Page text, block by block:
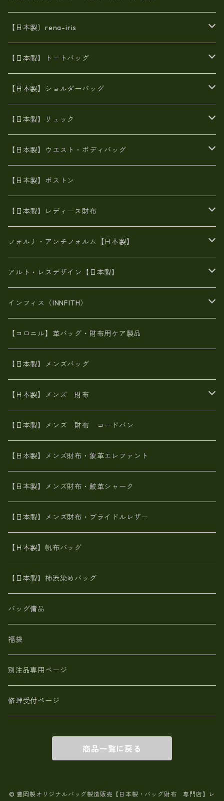
【日本製〕rena-iris
エナメル（パテント）レザー
牛革製品トート・ショルダー
牛革製品リュック
【日本製】トートバッグ
火山灰染めバッグ
8号帆布
豊岡製
ヌメ革バッグ
Ａ3サイズ
オイルレザー
エナメル
がま口
リネン
メタリック
スエード
【日本製】ショルダーバッグ
漂流ロープバッグ
6号蝋引き帆布
火山灰染めバッグ
8号帆布
財布ポシェット
牛革
メタリック
オイルレザー
６号蝋引き帆布
豊岡製品
エナメルクロコ
がま口
斜め掛け
【日本製】リュック
帆布
豊岡
豊岡製
牛革
日本製
【日本製】ウエスト・ボディバッグ
帆布
【日本製】ボストン
【日本製】レディース財布
二つ折り財布
がま口財布
スペインレザー
メタリック
長財布
スペインレザー
佐賀牛革
革友禅染め
ポーテッド
L字ファスナー財布
スペインレザー
革友禅染め
メタリック
ポーチ
ヌメ革
革友禅染め
財布ショルダー
ヌメ革
がま口財布
革友禅染め
山羊革
火山灰染め
名刺入れ・キーケース、他
フォルナ・アンチフォルム【日本製】
BAG
財布・小物
アルト・レスデザイン【日本製】
BAG
財布・小物
インフィス（INNFITH）
BAG
財布・小物
【コロニル】革バッグ・財布用ケア製品
【日本製】メンズバッグ
【日本製】メンズ 財布
象革エレファント【日本製】メンズ 財布
鮫革シャーク【日本製】メンズ 財布
ブライドルレザー【日本製】メンズ 財布
MAISON de HIROAN 【日本製】メンズ 財布
栃木レザー 【日本製】メンズ 財布
革小物・財布【日本製】メンズ レディース
【日本製】メンズ 財布 アザラシ革(シールスキン)
【日本製】メンズ 財布 コードバン
【日本製】メンズ財布・象革エレファント
【日本製】メンズ財布・鮫革シャーク
【日本製】メンズ財布・ブライドルレザー
【日本製】帆布バッグ
【日本製】柿渋染めバッグ
バッグ備品
福袋
別注品専用ページ
修理受付ページ
商品一覧に戻る
© 豊岡製オリジナルバッグ製造販売【日本製・バッグ財布 専門店】レ